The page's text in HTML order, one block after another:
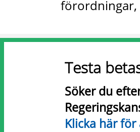
förordningar,
Testa
Söker du
Klicka här